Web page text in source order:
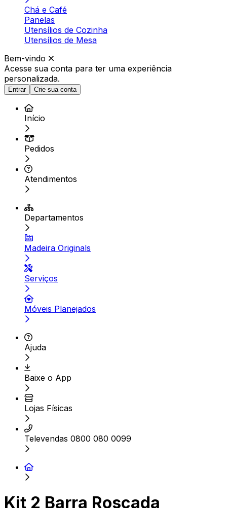
Chá e Café
Panelas
Utensílios de Cozinha
Utensílios de Mesa
Bem-vindo
Acesse sua conta para ter uma experiência
personalizada.
Entrar Crie sua conta
Início
Pedidos
Atendimentos
Departamentos
Madeira Originals
Serviços
Móveis Planejados
Ajuda
Baixe o App
Lojas Físicas
Televendas 0800 080 0099
Kit 2 Barra Roscada